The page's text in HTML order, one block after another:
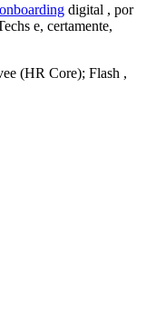
onboarding digital , por
e, certamente,
(HR Core); Flash ,